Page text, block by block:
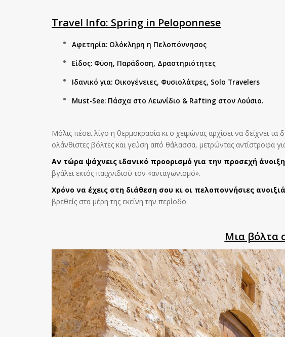
Travel Info: Spring in Peloponnese
Αφετηρία: Ολόκληρη η Πελοπόννησος
Είδος: Φύση, Παράδοση, Δραστηριότητες
Ιδανικό για: Οικογένειες, Φυσιολάτρες, Solo Travelers
Must-See: Πάσχα στο Λεωνίδιο & Rafting στον Λούσιο.
Μόλις πέσει λίγο η θερμοκρασία κι ο χειμώνας αρχίσει να δείχνει
ολάνθιστες βόλτες και γεύση από θάλασσα, μετρώντας αντίστροφα
Αν τώρα ψάχνεις ιδανικό προορισμό για την προσεχή
βγάλει εκτός παιχνιδιού τον «ανταγωνισμό».
Χρόνο να έχεις στη διάθεση σου κι οι πελοποννήσιες
βρεθείς στα μέρη της εκείνη την περίοδο.
Mια βόλτα